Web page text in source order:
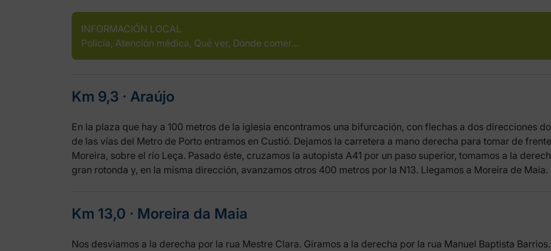
INFORMACIÓN LOCAL
Policía, Atención médica, Qué ver, Dónde comer…
Km 9,3 ‧ Araújo
En la plaza que hay a 100 metros de la iglesia encontramos una bifurcación, con flechas a dos direcciones
de las vías del Metro de Porto entramos en Custió. Dejamos la carretera a mano derecha para tomar de
Moreira, sobre el río Leça. Pasado éste, cruzamos la autopista A41 por un paso superior, tomamos a la
gran rotonda y, en la misma dirección, avanzamos otros 400 metros por la N13. Llegamos a Moreira de Maia.
Km 13,0 ‧ Moreira da Maia
Nos desviamos a la derecha por la rua Mestre Clara. Giramos a la derecha por la rua Manuel Baptista